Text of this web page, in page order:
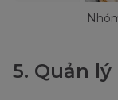
5. Quản